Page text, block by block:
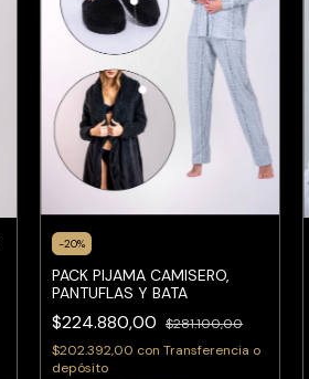
-20%
PACK PIJAMA CAMISERO,
PANTUFLAS Y BATA
$224.880,00 $281.100,00
$202.392,00 con Transferencia o
depósito